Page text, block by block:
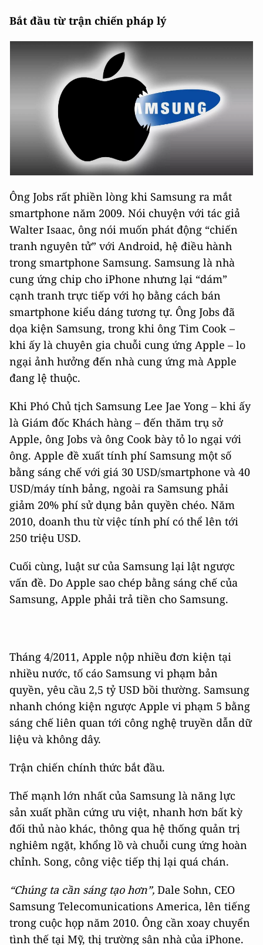
Bắt đầu từ trận chiến pháp lý
Ông Jobs rất phiền lòng khi Samsung ra mắt
smartphone năm 2009. Nói chuyện với tác giả
Walter Isaac, ông nói muốn phát động “chiến
tranh nguyên tử” với Android, hệ điều hành
trong smartphone Samsung. Samsung là nhà
cung ứng chip cho iPhone nhưng lại “dám”
cạnh tranh trực tiếp với họ bằng cách bán
smartphone kiểu dáng tương tự. Ông Jobs đã
dọa kiện Samsung, trong khi ông Tim Cook –
khi ấy là chuyên gia chuỗi cung ứng Apple – lo
ngại ảnh hưởng đến nhà cung ứng mà Apple
đang lệ thuộc.
Khi Phó Chủ tịch Samsung Lee Jae Yong – khi ấy
là Giám đốc Khách hàng – đến thăm trụ sở
Apple, ông Jobs và ông Cook bày tỏ lo ngại với
ông. Apple đề xuất tính phí Samsung một số
bằng sáng chế với giá 30 USD/smartphone và 40
USD/máy tính bảng, ngoài ra Samsung phải
giảm 20% phí sử dụng bản quyền chéo. Năm
2010, doanh thu từ việc tính phí có thể lên tới
250 triệu USD.
Cuối cùng, luật sư của Samsung lại lật ngược
vấn đề. Do Apple sao chép bằng sáng chế của
Samsung, Apple phải trả tiền cho Samsung.
Tháng 4/2011, Apple nộp nhiều đơn kiện tại
nhiều nước, tố cáo Samsung vi phạm bản
quyền, yêu cầu 2,5 tỷ USD bồi thường. Samsung
nhanh chóng kiện ngược Apple vi phạm 5 bằng
sáng chế liên quan tới công nghệ truyền dẫn dữ
liệu và không dây.
Trận chiến chính thức bắt đầu.
Thế mạnh lớn nhất của Samsung là năng lực
sản xuất phần cứng ưu việt, nhanh hơn bất kỳ
đối thủ nào khác, thông qua hệ thống quản trị
nghiêm ngặt, khổng lồ và chuỗi cung ứng hoàn
chỉnh. Song, công việc tiếp thị lại quá chán.
“Chúng ta cần sáng tạo hơn”, Dale Sohn, CEO
Samsung Telecomunications America, lên tiếng
trong cuộc họp năm 2010. Ông cần xoay chuyển
tình thế tại Mỹ, thị trường sân nhà của iPhone.